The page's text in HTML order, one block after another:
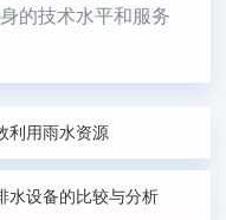
的技术水平和服务
利用雨水资源
水设备的比较与分析